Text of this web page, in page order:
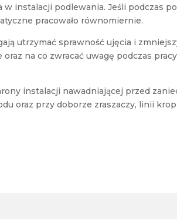
instalacji podlewania. Jeśli podczas
pracowało równomiernie.
utrzymać sprawność ujęcia i
na co zwracać uwagę podczas
instalacji nawadniającej przed
oraz przy doborze zraszaczy, linii